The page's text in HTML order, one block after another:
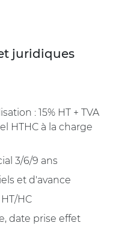
juridiques
: 15% HT + TVA
HTHC à la charge
3/6/9 ans
et d'avance
HC
date prise effet